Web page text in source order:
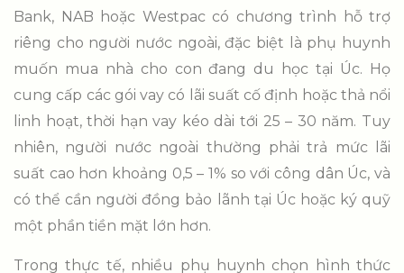
Bank, NAB hoặc Westpac có chương trình hỗ trợ
riêng cho người nước ngoài, đặc biệt là phụ huynh
muốn mua nhà cho con đang du học tại Úc. Họ
cung cấp các gói vay có lãi suất cố định hoặc thả nổi
linh hoạt, thời hạn vay kéo dài tới 25 – 30 năm. Tuy
nhiên, người nước ngoài thường phải trả mức lãi
suất cao hơn khoảng 0,5 – 1% so với công dân Úc, và
có thể cần người đồng bảo lãnh tại Úc hoặc ký quỹ
một phần tiền mặt lớn hơn.
Trong thực tế, nhiều phụ huynh chọn hình thức